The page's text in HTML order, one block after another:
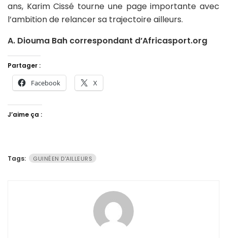
ans, Karim Cissé tourne une page importante avec
l’ambition de relancer sa trajectoire ailleurs.
A. Diouma Bah correspondant d’Africasport.org
Partager :
Facebook X
J’aime ça :
Tags: GUINÉEN D'AILLEURS